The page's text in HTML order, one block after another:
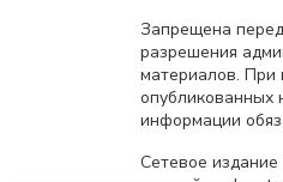
Запрещена
разрешения
материалов. При
опубликованных
информации
Сетевое издание